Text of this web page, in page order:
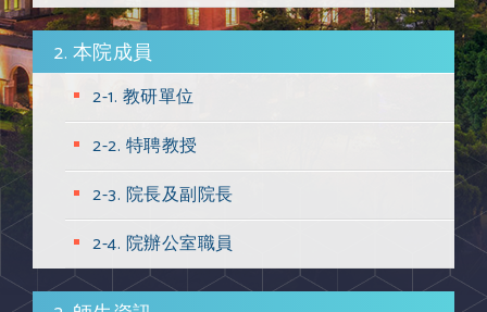
2. 本院成員
2-1. 教研單位
2-2. 特聘教授
2-3. 院長及副院長
2-4. 院辦公室職員